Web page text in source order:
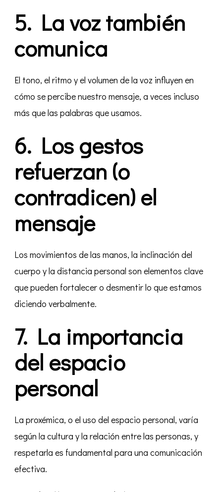
5. La voz también
comunica
El tono, el ritmo y el volumen de la voz influyen en
cómo se percibe nuestro mensaje, a veces incluso
más que las palabras que usamos.
6. Los gestos
refuerzan (o
contradicen) el
mensaje
Los movimientos de las manos, la inclinación del
cuerpo y la distancia personal son elementos clave
que pueden fortalecer o desmentir lo que estamos
diciendo verbalmente.
7. La importancia
del espacio
personal
La proxémica, o el uso del espacio personal, varía
según la cultura y la relación entre las personas, y
respetarla es fundamental para una comunicación
efectiva.